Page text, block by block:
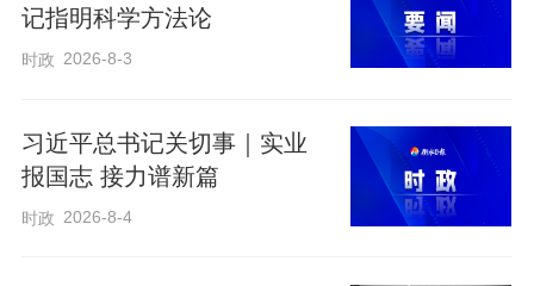
南丽江现代花卉产业园，一座座智能温室
大棚里，炽热的阳光穿过散射玻璃顶，变
得轻柔和煦，洒在一枝枝竞相盛放的玫瑰
记指明科学方法论
时政 2026-8-3
习近平总书记关切事｜实业
报国志 接力谱新篇
时政 2026-8-4